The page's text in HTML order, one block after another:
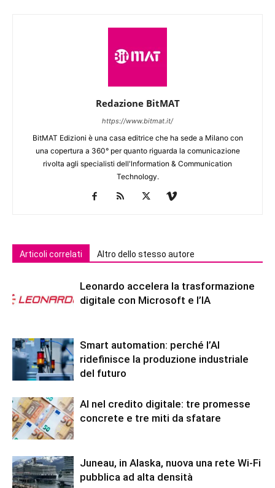
Redazione BitMAT
https://www.bitmat.it/
BitMAT Edizioni è una casa editrice che ha sede a Milano con
una copertura a 360° per quanto riguarda la comunicazione
rivolta agli specialisti dell'lnformation & Communication
Technology.
Articoli correlati Altro dello stesso autore
Leonardo accelera la trasformazione
digitale con Microsoft e l’IA
Smart automation: perché l’AI
ridefinisce la produzione industriale
del futuro
AI nel credito digitale: tre promesse
concrete e tre miti da sfatare
Juneau, in Alaska, nuova una rete Wi-Fi
pubblica ad alta densità